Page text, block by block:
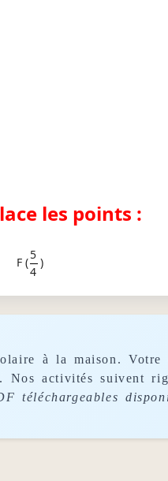
les points :
F (
5
4
)
à la maison.
activités suivent
téléchargeables